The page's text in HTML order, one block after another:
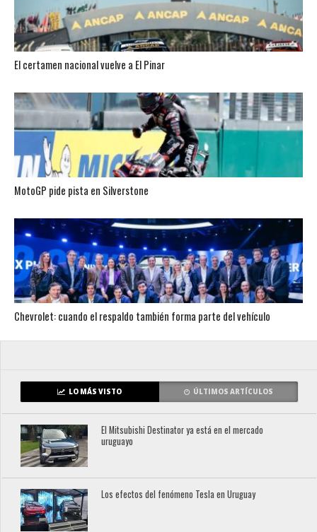
El certamen nacional vuelve a El Pinar
MotoGP pide pista en Silverstone
Chevrolet: cuando el respaldo también forma parte del vehículo
LO MÁS VISTO ÚLTIMOS ARTÍCULOS
El Mitsubishi Destinator ya está en el mercado
uruguayo
Los efectos del fenómeno Tesla en Uruguay